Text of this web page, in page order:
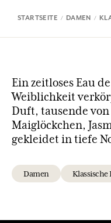
STARTSEITE DAMEN
Ein zeitloses Eau
Weiblichkeit
Duft, tausende
Maiglöckchen,
gekleidet in tiefe
Damen